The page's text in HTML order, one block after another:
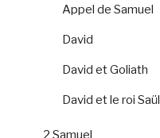
Appel de Samuel
David
David et Goliath
David et le roi Saül